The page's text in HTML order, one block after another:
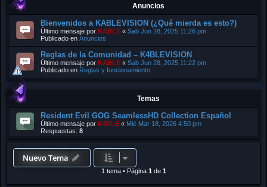
Anuncios
Bienvenidos a KABLEVISION (¿Qué mierda es esto?)
Último mensaje por KABLE « Sab Jun 28, 2025 11:26 pm
Publicado en Anuncios
Reglas de la Comunidad – K4BLEVISION
Último mensaje por KABLE « Sab Jun 28, 2025 11:22 pm
Publicado en Reglas y funcionamiento
Temas
Resident Evil GOG SeamlessHD Collection Español
Último mensaje por K4BLE « Mié Mar 18, 2026 4:50 pm
Respuestas: 8
Nuevo Tema
1 tema• Página 1 de 1